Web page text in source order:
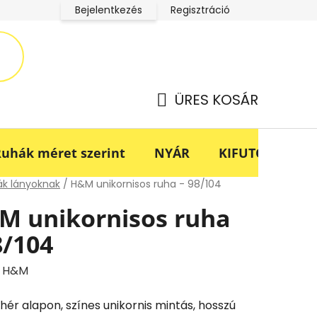
LucaBaba Klub adatkezelési tájékoztató
Bejelentkezés Regisztráció
ÜRES KOSÁR
méret szerint NYÁR KIFUTÓ -70%
lányoknak / H&M unikornisos ruha - 98/104
unikornisos ruha
104
H&M
alapon, színes unikornis mintás, hosszú